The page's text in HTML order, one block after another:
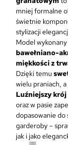
,
0
0
z
ł
.
0
z
ł
.
mniej formalne
świetnie
stylizacji
Model
bawełniano-
miękkości z
Dzięki temu
wielu praniach,
Luźniejszy
oraz w pasie
dopasowanie
garderoby –
jak i jako